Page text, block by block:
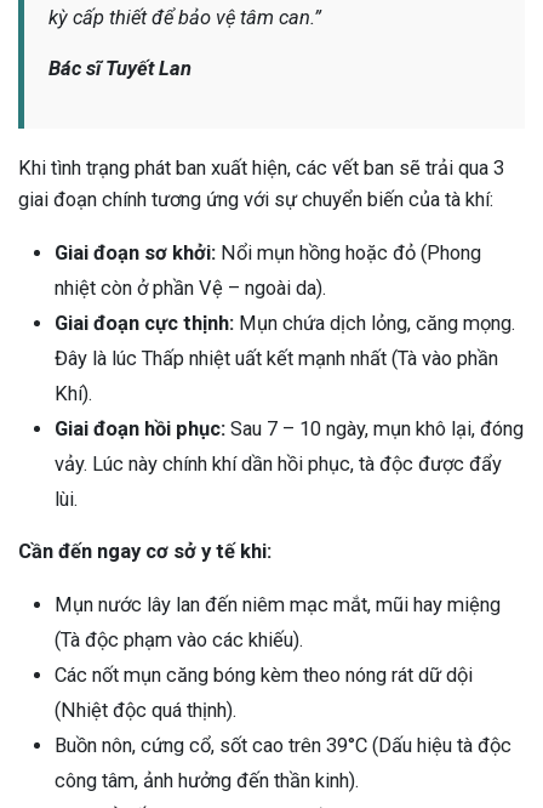
kỳ cấp thiết để bảo vệ tâm can.”
Bác sĩ Tuyết Lan
Khi tình trạng phát ban xuất hiện, các vết ban sẽ trải qua 3
giai đoạn chính tương ứng với sự chuyển biến của tà khí:
Giai đoạn sơ khởi: Nổi mụn hồng hoặc đỏ (Phong
nhiệt còn ở phần Vệ – ngoài da).
Giai đoạn cực thịnh: Mụn chứa dịch lỏng, căng mọng.
Đây là lúc Thấp nhiệt uất kết mạnh nhất (Tà vào phần
Khí).
Giai đoạn hồi phục: Sau 7 – 10 ngày, mụn khô lại, đóng
vảy. Lúc này chính khí dần hồi phục, tà độc được đẩy
lùi.
Cần đến ngay cơ sở y tế khi:
Mụn nước lây lan đến niêm mạc mắt, mũi hay miệng
(Tà độc phạm vào các khiếu).
Các nốt mụn căng bóng kèm theo nóng rát dữ dội
(Nhiệt độc quá thịnh).
Buồn nôn, cứng cổ, sốt cao trên 39°C (Dấu hiệu tà độc
công tâm, ảnh hưởng đến thần kinh).